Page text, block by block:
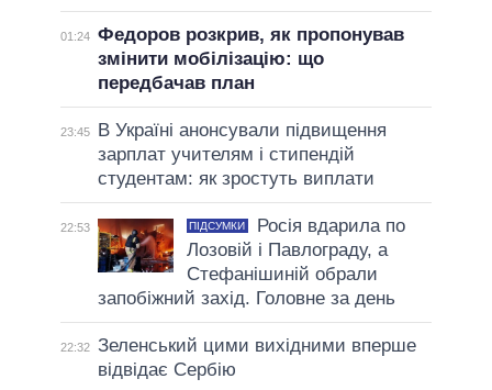
01:24 Федоров розкрив, як пропонував
змінити мобілізацію: що
передбачав план
23:45
В Україні анонсували підвищення
зарплат учителям і стипендій
студентам: як зростуть виплати
22:53 ПІДСУМКИ
Росія вдарила по
Лозовій і Павлограду, а
Стефанішиній обрали
запобіжний захід. Головне за день
22:32 Зеленський цими вихідними вперше
відвідає Сербію